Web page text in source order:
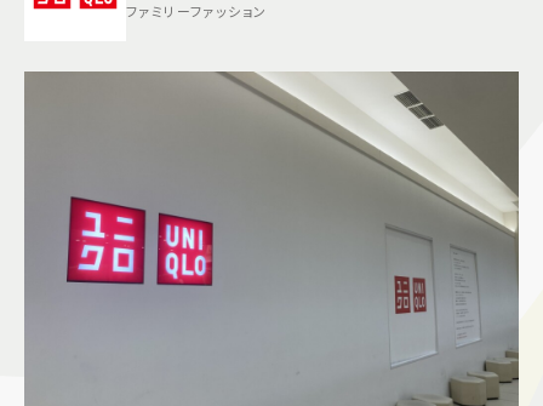
グルメ＆フード
ショップニュース
ファミリーファッション